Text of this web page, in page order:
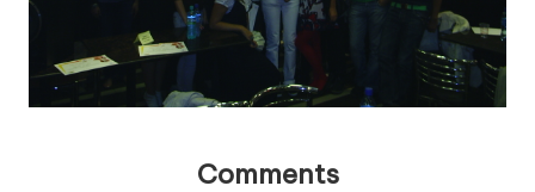
v
c
Comments